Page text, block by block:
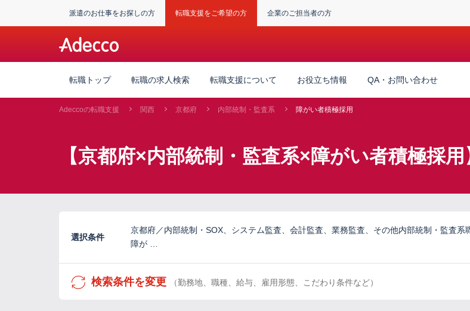
派遣のお仕事をお探しの方 転職支援をご希望の方 企業のご担当者の方
転職トップ 転職の求人検索 転職支援について お役立ち情報 QA・お問い合わせ
Adeccoの転職支援 関西 京都府 内部統制・監査系 障がい者積極採用
【京都府×内部統制・監査系×障がい者積極採
選択条件
京都府／内部統制・SOX、システム監査、会計監査、業務監査、その他内部統制・監査系
障が …
検索条件を変更 （勤務地、職種、給与、雇用形態、こだわり条件など）